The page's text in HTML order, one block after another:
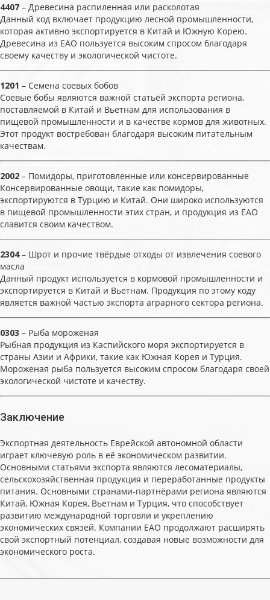
4407 – Древесина распиленная или расколотая
Данный код включает продукцию лесной промышленности,
которая активно экспортируется в Китай и Южную Корею.
Древесина из ЕАО пользуется высоким спросом благодаря
своему качеству и экологической чистоте.
1201 – Семена соевых бобов
Соевые бобы являются важной статьёй экспорта региона,
поставляемой в Китай и Вьетнам для использования в
пищевой промышленности и в качестве кормов для животных.
Этот продукт востребован благодаря высоким питательным
качествам.
2002 – Помидоры, приготовленные или консервированные
Консервированные овощи, такие как помидоры,
экспортируются в Турцию и Китай. Они широко используются
в пищевой промышленности этих стран, и продукция из ЕАО
славится своим качеством.
2304– Шрот и прочие твёрдые отходы от извлечения соевого
масла
Данный продукт используется в кормовой промышленности и
экспортируется в Китай и Вьетнам. Продукция по этому коду
является важной частью экспорта аграрного сектора региона.
0303 – Рыба мороженая
Рыбная продукция из Каспийского моря экспортируется в
страны Азии и Африки, такие как Южная Корея и Турция.
Мороженая рыба пользуется высоким спросом благодаря своей
экологической чистоте и качеству.
Заключение
Экспортная деятельность Еврейской автономной области
играет ключевую роль в её экономическом развитии.
Основными статьями экспорта являются лесоматериалы,
сельскохозяйственная продукция и переработанные продукты
питания. Основными странами-партнёрами региона являются
Китай, Южная Корея, Вьетнам и Турция, что способствует
развитию международной торговли и укреплению
экономических связей. Компании ЕАО продолжают расширять
свой экспортный потенциал, создавая новые возможности для
экономического роста.